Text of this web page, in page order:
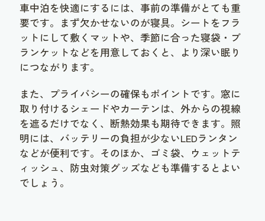
車中泊を快適にするには、事前の準備がとても重
要です。まず欠かせないのが寝具。シートをフラ
ットにして敷くマットや、季節に合った寝袋・ブ
ランケットなどを用意しておくと、より深い眠り
につながります。
また、プライバシーの確保もポイントです。窓に
取り付けるシェードやカーテンは、外からの視線
を遮るだけでなく、断熱効果も期待できます。照
明には、バッテリーの負担が少ないLEDランタン
などが便利です。そのほか、ゴミ袋、ウェットテ
ィッシュ、防虫対策グッズなども準備するとよい
でしょう。